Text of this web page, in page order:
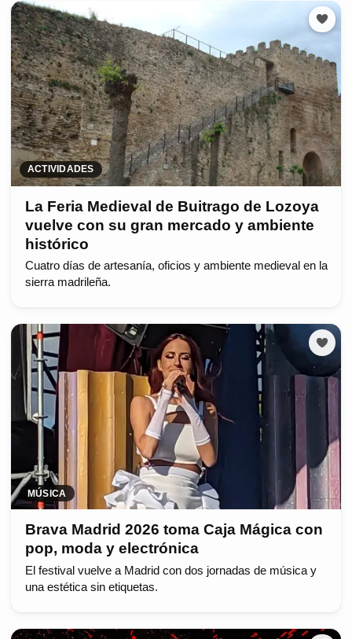
ACTIVIDADES
La Feria Medieval de Buitrago de Lozoya
vuelve con su gran mercado y ambiente
histórico
Cuatro días de artesanía, oficios y ambiente medieval en la
sierra madrileña.
MÚSICA
Brava Madrid 2026 toma Caja Mágica con
pop, moda y electrónica
El festival vuelve a Madrid con dos jornadas de música y
una estética sin etiquetas.